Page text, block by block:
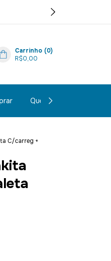
Carrinho (0)
R$0,00
Quem Somos
C/carreg +